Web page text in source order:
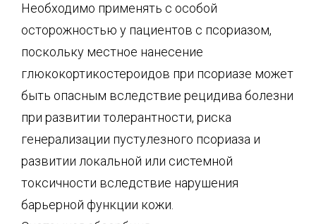
Необходимо применять с особой
осторожностью у пациентов с псориазом,
поскольку местное нанесение
глюкокортикостероидов при псориазе может
быть опасным вследствие рецидива болезни
при развитии толерантности, риска
генерализации пустулезного псориаза и
развитии локальной или системной
токсичности вследствие нарушения
барьерной функции кожи.